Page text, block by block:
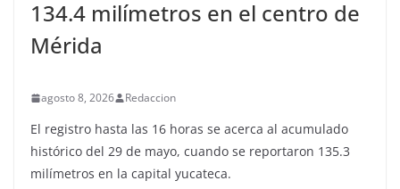
134.4 milímetros en el centro de
Mérida
agosto 8, 2026 Redaccion
El registro hasta las 16 horas se acerca al acumulado
histórico del 29 de mayo, cuando se reportaron 135.3
milímetros en la capital yucateca.